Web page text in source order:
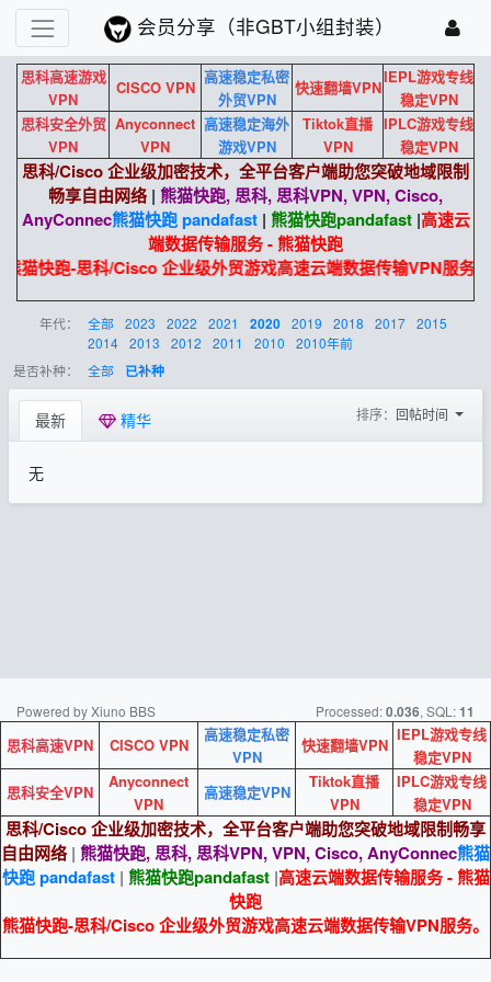
会员分享（非GBT小组封装）
思科高速游戏
VPN
CISCO VPN
高速稳定私密
外贸VPN
快速翻墙VPN
IEPL游戏专线
稳定VPN
思科安全外贸
VPN
Anyconnect
VPN
高速稳定海外
游戏VPN
Tiktok直播
VPN
IPLC游戏专线
稳定VPN
思科/Cisco 企业级加密技术，全平台客户端助您突破地域限制
畅享自由网络 | 熊猫快跑, 思科, 思科VPN, VPN, Cisco,
AnyConnec熊猫快跑 pandafast| 熊猫快跑pandafast|高速云
端数据传输服务 - 熊猫快跑
熊猫快跑-思科/Cisco 企业级外贸游戏高速云端数据传输VPN服务
年代： 全部 2023 2022 2021 2020 2019 2018 2017 2015
2014 2013 2012 2011 2010
2010年前
是否补种：
全部 已补种
最新 精华 排序： 回帖时间
无
Powered by Xiuno BBS Processed:0.036, SQL:11
思科高速VPN CISCO VPN
高速稳定私密
VPN
快速翻墙VPN
IEPL游戏专线
稳定VPN
思科安全VPN
Anyconnect
VPN
高速稳定VPN
Tiktok直播
VPN
IPLC游戏专线
稳定VPN
思科/Cisco 企业级加密技术，全平台客户端助您突破地域限制畅享
自由网络 | 熊猫快跑, 思科, 思科VPN, VPN, Cisco, AnyConnec熊猫
快跑 pandafast| 熊猫快跑pandafast|高速云端数据传输服务 - 熊猫
快跑
熊猫快跑-思科/Cisco 企业级外贸游戏高速云端数据传输VPN服务。